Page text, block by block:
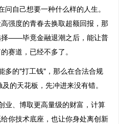
问自己想要一种什么样的人生。
强度的青春去换取超额回报，那
择——毕竟金融退潮之后，能让普
赛道，已经不多了。
多的"打工钱"，那么在合法合规
的天花板，先冲进来没有错。
业、博取更高量级的财富，计算
你技术底座，也让你身处离创新